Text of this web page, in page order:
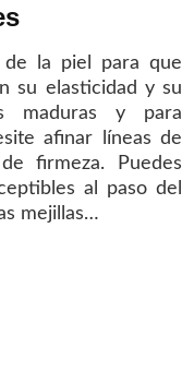
de la piel para que
su elasticidad y su
maduras y para
afinar líneas de
firmeza. Puedes
al paso del
mejillas…